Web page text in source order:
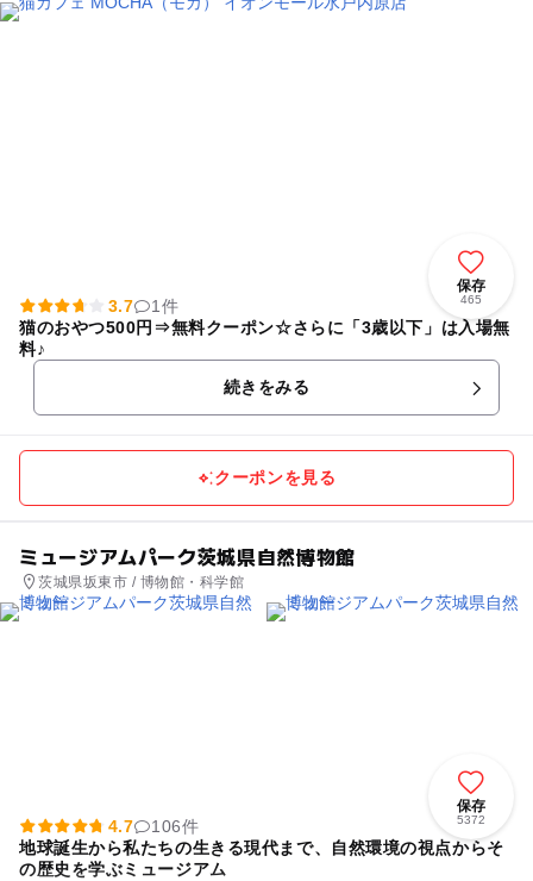
保存
465
3.7
1件
猫のおやつ500円⇒無料クーポン☆さらに「3歳以下」は入場無
料♪
続きをみる
クーポンを見る
ミュージアムパーク茨城県自然博物館
茨城県坂東市 / 博物館・科学館
保存
5372
4.7
106件
地球誕生から私たちの生きる現代まで、自然環境の視点からそ
の歴史を学ぶミュージアム